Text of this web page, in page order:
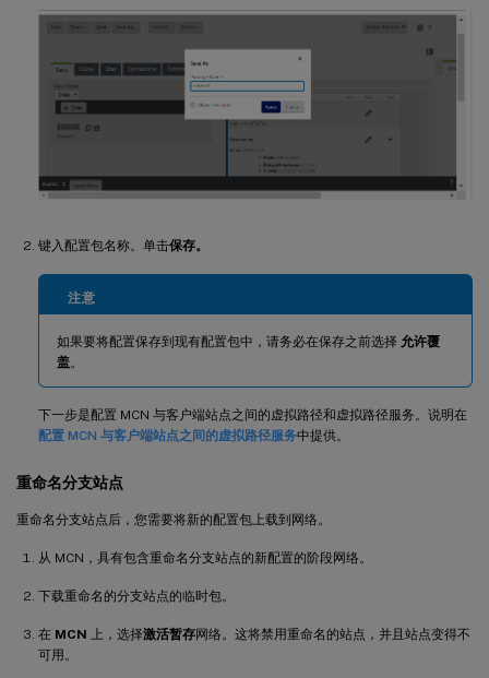
键入配置包名称。单击保存。
注意
如果要将配置保存到现有配置包中，请务必在保存之前选择 允许覆
盖。
下一步是配置 MCN 与客户端站点之间的虚拟路径和虚拟路径服务。说明在
配置 MCN 与客户端站点之间的虚拟路径服务中提供。
重命名分支站点
重命名分支站点后，您需要将新的配置包上载到网络。
从 MCN，具有包含重命名分支站点的新配置的阶段网络。
下载重命名的分支站点的临时包。
在 MCN 上，选择激活暂存网络。这将禁用重命名的站点，并且站点变得不
可用。